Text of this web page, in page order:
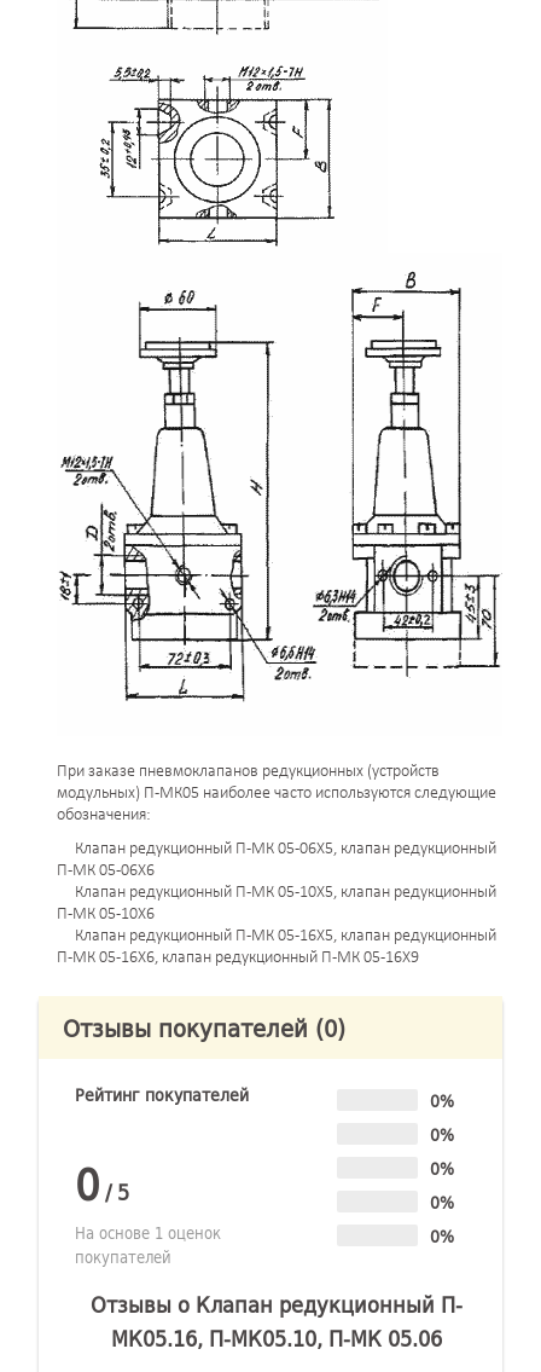
При заказе пневмоклапанов редукционных (устройств
модульных) П-МК05 наиболее часто используются следующие
обозначения:
Клапан редукционный П-МК 05-06Х5, клапан редукционный
П-МК 05-06Х6
Клапан редукционный П-МК 05-10Х5, клапан редукционный
П-МК 05-10Х6
Клапан редукционный П-МК 05-16Х5, клапан редукционный
П-МК 05-16Х6, клапан редукционный П-МК 05-16Х9
Отзывы покупателей (0)
Рейтинг покупателей
0/5
На основе 1 оценок
покупателей
0%
0%
0%
0%
0%
Отзывы о Клапан редукционный П-
МК05.16, П-МК05.10, П-МК 05.06